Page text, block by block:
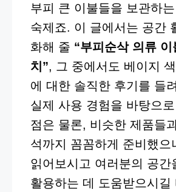
부피 큰 이불들을 보관하
숙제죠. 이 글에서는 공간
화해 줄 “부피순삭 의류
치”, 그 중에서도 베이지
에 대한 솔직한 후기를 들
실제 사용 경험을 바탕으
점은 물론, 비슷한 제품들
석까지 꼼꼼하게 준비했으
읽어보시고 여러분의 공간
활용하는 데 도움받으시길